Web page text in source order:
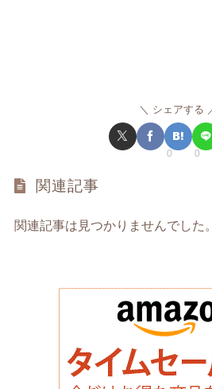
シェアする
0 0
関連記事
関連記事は見つかりませんでした。